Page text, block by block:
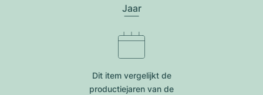
Jaar
Dit item vergelijkt de
productiejar​en van de